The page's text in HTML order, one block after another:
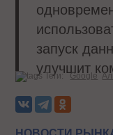
запуск
улучшит
Теги: Google